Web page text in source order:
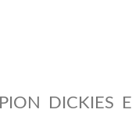
DICKIES